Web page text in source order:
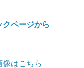
クページから
像はこちら